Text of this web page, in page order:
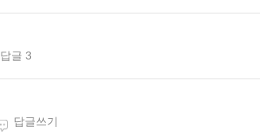
답글 3
답글쓰기